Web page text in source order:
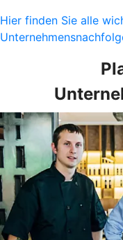
Hier finden Sie alle